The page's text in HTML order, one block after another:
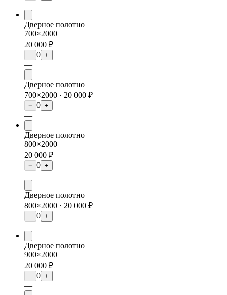
—
Дверное полотно
700×2000
20 000 ₽
− 0 +
—
Дверное полотно
700×2000 · 20 000 ₽
− 0 +
—
Дверное полотно
800×2000
20 000 ₽
− 0 +
—
Дверное полотно
800×2000 · 20 000 ₽
− 0 +
—
Дверное полотно
900×2000
20 000 ₽
− 0 +
—